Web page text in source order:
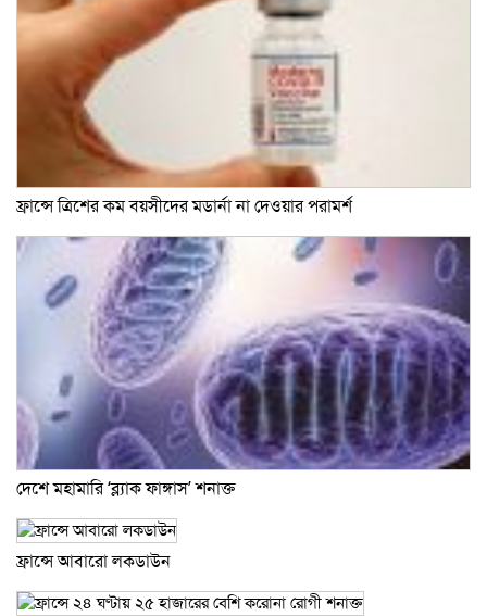
ফ্রান্সে ত্রিশের কম বয়সীদের মডার্না না দেওয়ার পরামর্শ
দেশে মহামারি ‘ব্ল্যাক ফাঙ্গাস’ শনাক্ত
ফ্রান্সে আবারো লকডাউন